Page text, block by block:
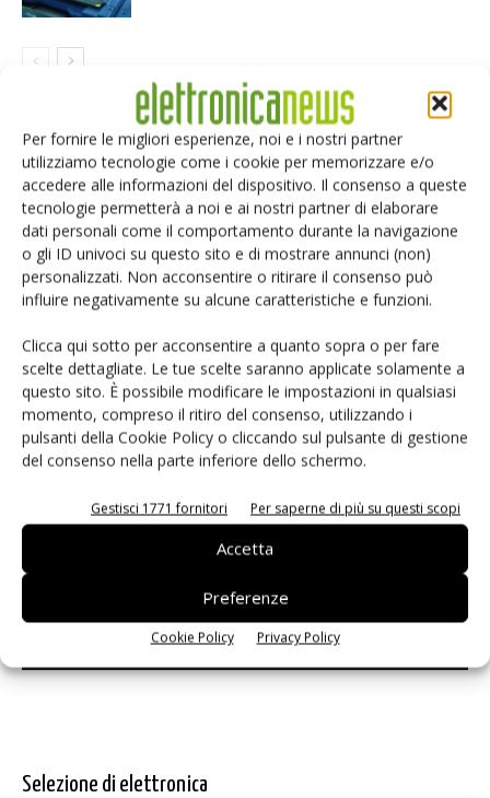
Per fornire le migliori esperienze, noi e i nostri partner
utilizziamo tecnologie come i cookie per memorizzare e/o
accedere alle informazioni del dispositivo. Il consenso a queste
tecnologie permetterà a noi e ai nostri partner di elaborare
dati personali come il comportamento durante la navigazione
o gli ID univoci su questo sito e di mostrare annunci (non)
personalizzati. Non acconsentire o ritirare il consenso può
influire negativamente su alcune caratteristiche e funzioni.
Clicca qui sotto per acconsentire a quanto sopra o per fare
scelte dettagliate. Le tue scelte saranno applicate solamente a
questo sito. È possibile modificare le impostazioni in qualsiasi
momento, compreso il ritiro del consenso, utilizzando i
pulsanti della Cookie Policy o cliccando sul pulsante di gestione
del consenso nella parte inferiore dello schermo.
Gestisci 1771 fornitori Per saperne di più su questi scopi
Accetta
Preferenze
Cookie Policy Privacy Policy
LASCIA UN COMMENTO
Salva il mio nome, email e sito web in questo browser per i
prossimi commenti.
Selezione di elettronica